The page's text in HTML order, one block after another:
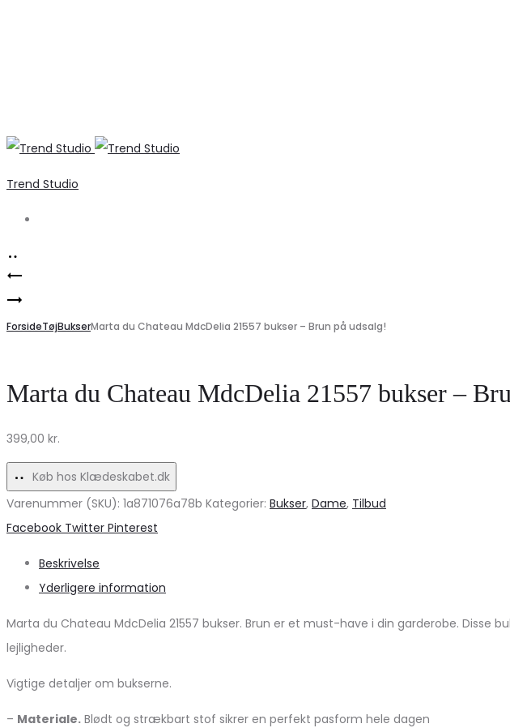
Trend Studio
Product
navigation
nederdel
du
–
Udsalg!
Marta
Du
–
kvinder
på
udsalg!
ForsideTøjBukserMarta du Chateau MdcDelia 21557 bukser – Brun på udsalg!
Marta du Chateau MdcDelia 21557 bukser –
399,00 kr.
Køb hos Klædeskabet.dk
Varenummer (SKU): 1a871076a78b Kategorier: Bukser, Dame, Tilbud
Share
Facebook Twitter Pinterest
Beskrivelse
Yderligere information
Marta du Chateau MdcDelia 21557 bukser. Brun er et must-have i din garderobe.
lejligheder.
Vigtige detaljer om bukserne.
– Materiale. Blødt og strækbart stof sikrer en perfekt pasform hele dagen